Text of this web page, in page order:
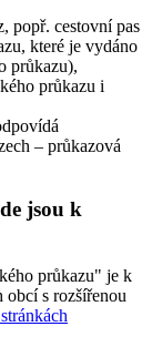
popř. cestovní pas
které je vydáno
průkazu),
průkazu i
– průkazová
jsou k
průkazu" je k
obcí s rozšířenou